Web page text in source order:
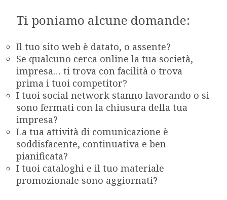
Ti poniamo alcune domande:
Il tuo sito web è datato, o assente?
Se qualcuno cerca online la tua società,
impresa… ti trova con facilità o trova
prima i tuoi competitor?
I tuoi social network stanno lavorando o si
sono fermati con la chiusura della tua
impresa?
La tua attività di comunicazione è
soddisfacente, continuativa e ben
pianificata?
I tuoi cataloghi e il tuo materiale
promozionale sono aggiornati?